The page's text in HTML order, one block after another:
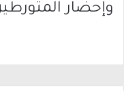
وإحضار